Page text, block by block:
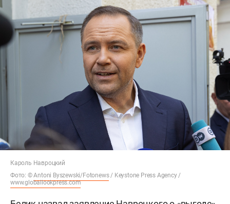
Кароль Навроцкий
Фото: ©Antoni Byszewski/Fotonews/ Keystone Press Agency /
www.globallookpress.com